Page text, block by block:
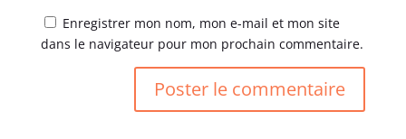
Enregistrer mon nom, mon e-mail et mon site
dans le navigateur pour mon prochain commentaire.